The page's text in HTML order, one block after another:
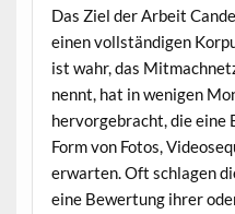
Das Ziel der Arbeit
einen vollständigen
ist wahr, das
nennt, hat in wenigen
hervorgebracht, die eine
Form von Fotos,
erwarten. Oft schlagen
eine Bewertung ihrer